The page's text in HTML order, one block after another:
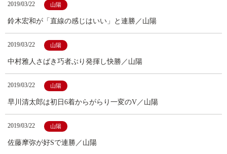
2019/03/22 山陽
鈴木宏和が「直線の感じはいい」と連勝／山陽
2019/03/22 山陽
中村雅人さばき巧者ぶり発揮し快勝／山陽
2019/03/22 山陽
早川清太郎は初日6着からがらり一変のV／山陽
2019/03/22 山陽
佐藤摩弥が好Sで連勝／山陽